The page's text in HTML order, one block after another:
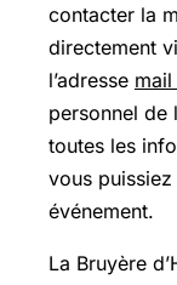
contacter la
directement
l’adresse
personnel de
toutes les
vous
événement.
La Bruyère